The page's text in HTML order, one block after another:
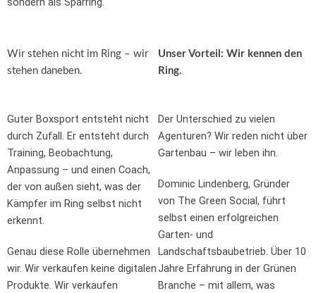
Wir stehen nicht im Ring – wir
stehen daneben.
Guter Boxsport entsteht nicht
durch Zufall. Er entsteht durch
Training, Beobachtung,
Anpassung – und einen Coach,
der von außen sieht, was der
Kämpfer im Ring selbst nicht
erkennt.
Genau diese Rolle übernehmen
wir. Wir verkaufen keine digitalen
Produkte. Wir verkaufen
Unser Vorteil: Wir kennen den
Ring.
Der Unterschied zu vielen
Agenturen? Wir reden nicht über
Gartenbau – wir leben ihn.
Dominic Lindenberg, Gründer
von The Green Social, führt
selbst einen erfolgreichen
Garten- und
Landschaftsbaubetrieb. Über 10
Jahre Erfahrung in der Grünen
Branche – mit allem, was